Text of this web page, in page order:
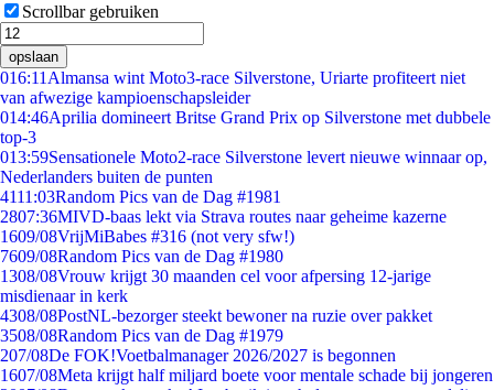
Scrollbar gebruiken
opslaan
016:11 Almansa wint Moto3-race Silverstone, Uriarte profiteert niet
van afwezige kampioenschapsleider
014:46Aprilia domineert Britse Grand Prix op Silverstone met dubbele
top-3
013:59Sensationele Moto2-race Silverstone levert nieuwe winnaar op,
Nederlanders buiten de punten
4111:03Random Pics van de Dag #1981
2807:36MIVD-baas lekt via Strava routes naar geheime kazerne
1609/08VrijMiBabes #316 (not very sfw!)
7609/08Random Pics van de Dag #1980
1308/08Vrouw krijgt 30 maanden cel voor afpersing 12-jarige
misdienaar in kerk
4308/08PostNL-bezorger steekt bewoner na ruzie over pakket
3508/08Random Pics van de Dag #1979
207/08De FOK!Voetbalmanager 2026/2027 is begonnen
1607/08Meta krijgt half miljard boete voor mentale schade bij jongeren